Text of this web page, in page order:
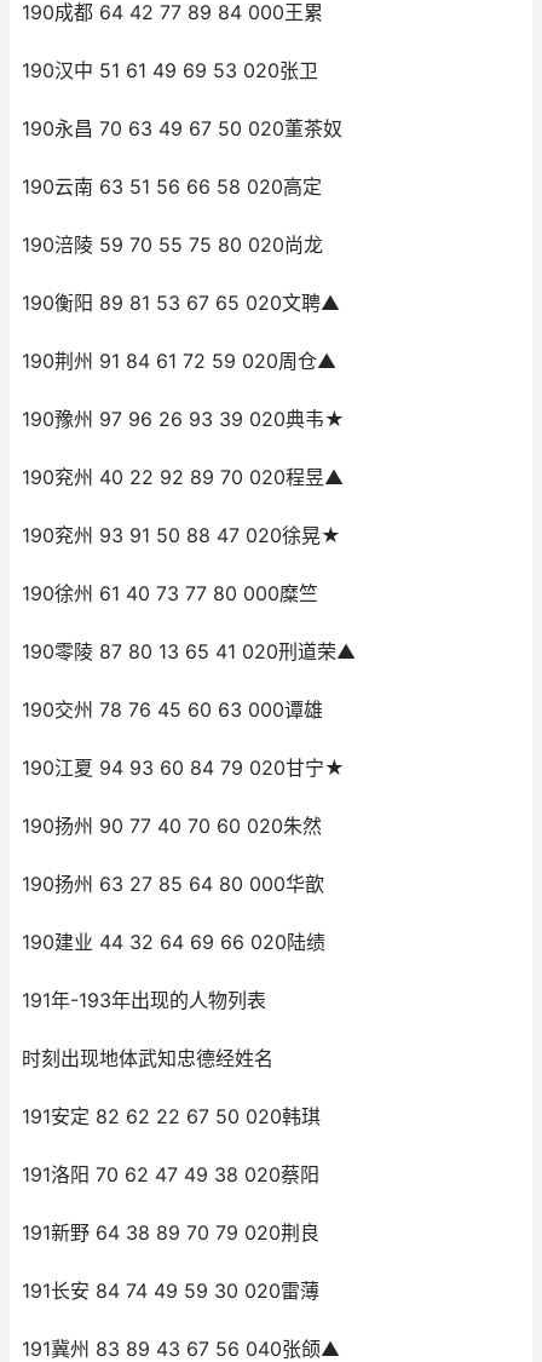
190成都 64 42 77 89 84 000王累
190汉中 51 61 49 69 53 020张卫
190永昌 70 63 49 67 50 020董茶奴
190云南 63 51 56 66 58 020高定
190涪陵 59 70 55 75 80 020尚龙
190衡阳 89 81 53 67 65 020文聘▲
190荆州 91 84 61 72 59 020周仓▲
190豫州 97 96 26 93 39 020典韦★
190兖州 40 22 92 89 70 020程昱▲
190兖州 93 91 50 88 47 020徐晃★
190徐州 61 40 73 77 80 000糜竺
190零陵 87 80 13 65 41 020刑道荣▲
190交州 78 76 45 60 63 000谭雄
190江夏 94 93 60 84 79 020甘宁★
190扬州 90 77 40 70 60 020朱然
190扬州 63 27 85 64 80 000华歆
190建业 44 32 64 69 66 020陆绩
191年-193年出现的人物列表
时刻出现地体武知忠德经姓名
191安定 82 62 22 67 50 020韩琪
191洛阳 70 62 47 49 38 020蔡阳
191新野 64 38 89 70 79 020荆良
191长安 84 74 49 59 30 020雷薄
191冀州 83 89 43 67 56 040张颌▲